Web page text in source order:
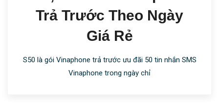
Trả Trước Theo Ngày
Giá Rẻ
S50 là gói Vinaphone trả trước ưu đãi 50 tin nhắn SMS
Vinaphone trong ngày chỉ